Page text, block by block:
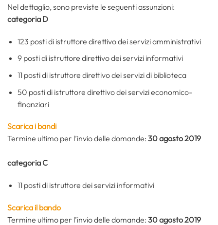
Nel dettaglio, sono previste le seguenti assunzioni:
categoria D
123 posti di istruttore direttivo dei servizi amministrativi
9 posti di istruttore direttivo dei servizi informativi
11 posti di istruttore direttivo dei servizi di biblioteca
50 posti di istruttore direttivo dei servizi economico-
finanziari
Scarica i bandi
Termine ultimo per l’invio delle domande: 30 agosto 2019
categoria C
11 posti di istruttore dei servizi informativi
Scarica il bando
Termine ultimo per l’invio delle domande: 30 agosto 2019